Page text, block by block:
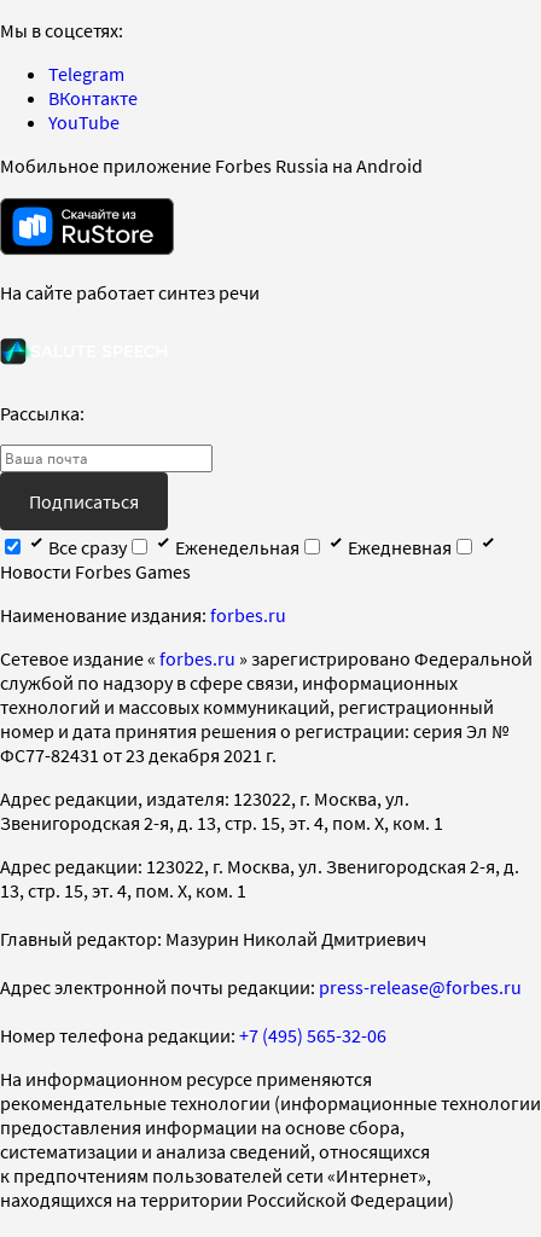
Мы в соцсетях:
Telegram
ВКонтакте
YouTube
Мобильное приложение Forbes Russia на Android
На сайте работает синтез речи
Рассылка:
Подписаться
Все сразу
Еженедельная
Ежедневная
Новости Forbes Games
Наименование издания: forbes.ru
Cетевое издание « forbes.ru » зарегистрировано Федеральной
службой по надзору в сфере связи, информационных
технологий и массовых коммуникаций, регистрационный
номер и дата принятия решения о регистрации: серия Эл №
ФС77-82431 от 23 декабря 2021 г.
Адрес редакции, издателя: 123022, г. Москва, ул.
Звенигородская 2-я, д. 13, стр. 15, эт. 4, пом. X, ком. 1
Адрес редакции: 123022, г. Москва, ул. Звенигородская 2-я, д.
13, стр. 15, эт. 4, пом. X, ком. 1
Главный редактор: Мазурин Николай Дмитриевич
Адрес электронной почты редакции: press-release@forbes.ru
Номер телефона редакции: +7 (495) 565-32-06
На информационном ресурсе применяются
рекомендательные технологии (информационные технологии
предоставления информации на основе сбора,
систематизации и анализа сведений, относящихся
к предпочтениям пользователей сети «Интернет»,
находящихся на территории Российской Федерации)